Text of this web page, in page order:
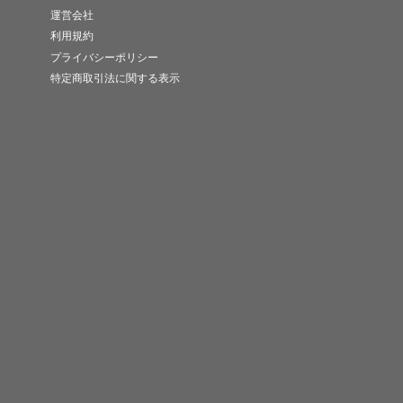
運営会社
利用規約
プライバシーポリシー
特定商取引法に関する表示